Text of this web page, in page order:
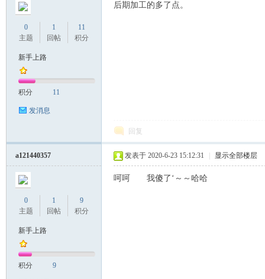
0
主题
1
回帖
11
积分
新手上路
积分 11
发消息
后期加工的多了点。
回复
a121440357
0
主题
1
回帖
9
积分
新手上路
积分 9
发表于 2020-6-23 15:12:31 显示全部楼层
呵呵 我傻了‘～～哈哈